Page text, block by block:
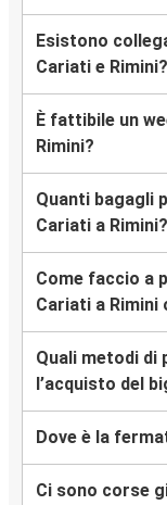
Esistono
Cariati e Rimini?
È fattibile un
Rimini?
Quanti bagagli
Cariati a Rimini?
Come faccio a
Cariati a Rimini
Quali metodi
l’acquisto del
Dove è la
Ci sono corse